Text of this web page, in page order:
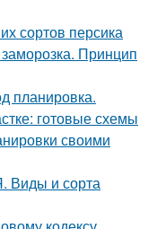
сортов персика
Принцип
планировка.
готовые схемы
своими
Виды и сорта